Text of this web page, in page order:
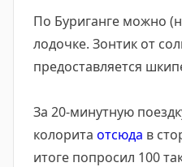
По Буриганге можно
лодочке. Зонтик от
предоставляется
За 20-минутную
колорита отсюда в
итоге попросил 100